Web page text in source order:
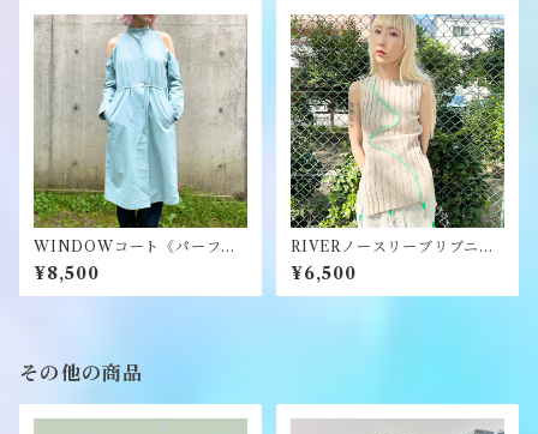
WINDOWコート《パーフェ
クトプラン》
¥8,500
RIVERノースリーブリブニッ
ト《パーフェクトプラン》
¥6,500
その他の商品